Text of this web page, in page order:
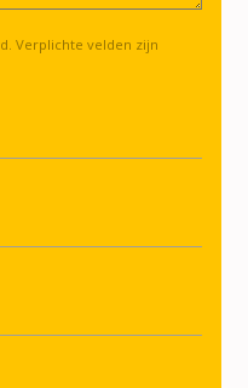
Verplichte velden zijn